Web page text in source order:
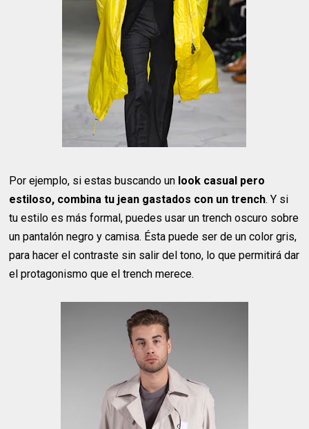
Por ejemplo, si estas buscando un look casual pero
estiloso, combina tu jean gastados con un trench. Y si
tu estilo es más formal, puedes usar un trench oscuro sobre
un pantalón negro y camisa. Ésta puede ser de un color gris,
para hacer el contraste sin salir del tono, lo que permitirá dar
el protagonismo que el trench merece.